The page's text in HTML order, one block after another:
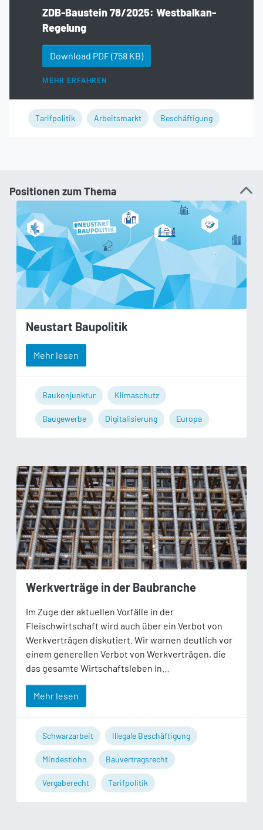
ZDB-Baustein 78/2025: Westbalkan-
Regelung
Download PDF(758 KB)
MEHR ERFAHREN
Tarifpolitik Arbeitsmarkt Beschäftigung
Positionen zum Thema
Neustart Baupolitik
Mehr lesen
Baukonjunktur Klimaschutz
Baugewerbe Digitalisierung Europa
Werkverträge in der Baubranche
Im Zuge der aktuellen Vorfälle in der
Fleischwirtschaft wird auch über ein Verbot von
Werkverträgen diskutiert. Wir warnen deutlich vor
einem generellen Verbot von Werkverträgen, die
das gesamte Wirtschaftsleben in…
Mehr lesen
Schwarzarbeit Illegale Beschäftigung
Mindestlohn Bauvertragsrecht
Vergaberecht Tarifpolitik